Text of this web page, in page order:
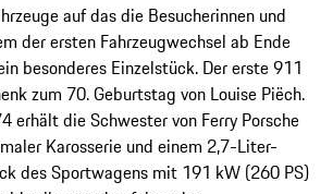
auf das die Besucherinnen und
der ersten Fahrzeugwechsel ab Ende
besonderes Einzelstück. Der erste 911
zum 70. Geburtstag von Louise Piëch.
erhält die Schwester von Ferry Porsche
Karosserie und einem 2,7-Liter-
des Sportwagens mit 191 kW (260 PS)